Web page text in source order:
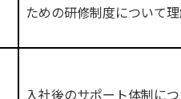
ための研修制度について
入社後のサポート体制に